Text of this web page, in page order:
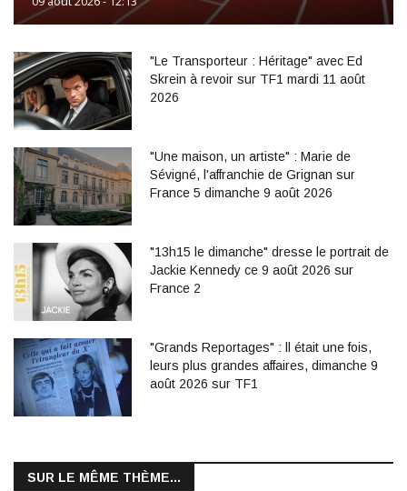
"Le Transporteur : Héritage" avec Ed
Skrein à revoir sur TF1 mardi 11 août
2026
"Une maison, un artiste" : Marie de
Sévigné, l'affranchie de Grignan sur
France 5 dimanche 9 août 2026
"13h15 le dimanche" dresse le portrait de
Jackie Kennedy ce 9 août 2026 sur
France 2
"Grands Reportages" : ll était une fois,
leurs plus grandes affaires, dimanche 9
août 2026 sur TF1
SUR LE MÊME THÈME...